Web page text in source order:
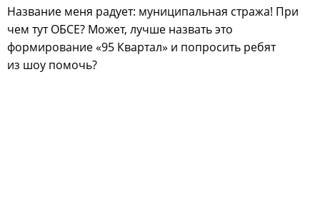
Название меня радует: муниципальная стража! При
чем тут ОБСЕ? Может, лучше назвать это
формирование «95 Квартал» и попросить ребят
из шоу помочь?